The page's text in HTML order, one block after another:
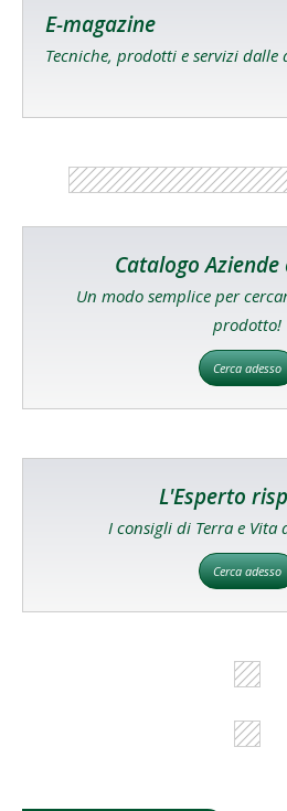
E-magazine
Tecniche, prodotti e servizi dalle
Catalogo
Un modo semplice per
prodotto!
Cerca adesso
L'Esperto
I consigli di Terra e Vita
Cerca adesso